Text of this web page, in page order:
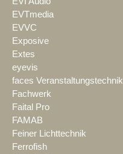
EVTmedia
EVVC
Exposive
Extes
eyevis
faces Veranstaltungstechnik
Fachwerk
Faital Pro
FAMAB
Feiner Lichttechnik
Ferrofish